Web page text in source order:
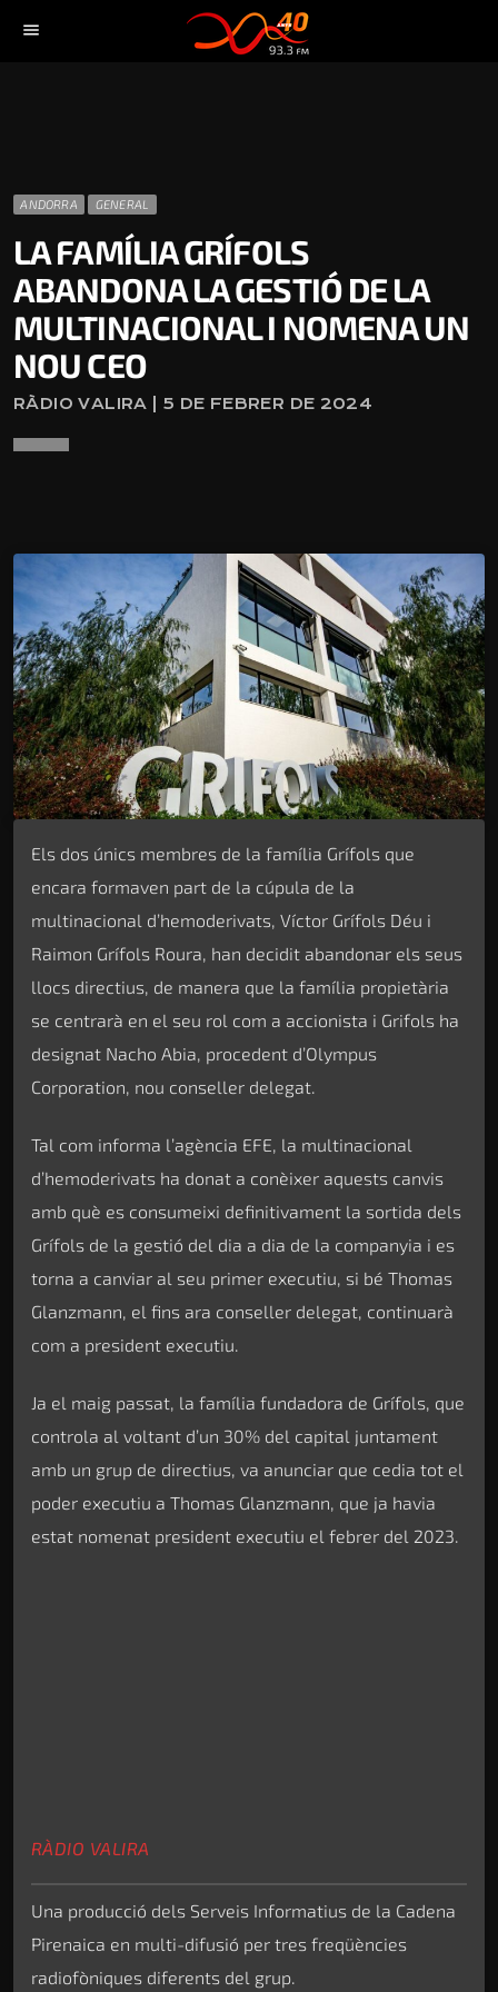
menu
ANDORRA GENERAL
LA FAMÍLIA GRÍFOLS
ABANDONA LA GESTIÓ DE LA
MULTINACIONAL I NOMENA UN
NOU CEO
RÀDIO VALIRA | 5 DE FEBRER DE 2024
Els dos únics membres de la família Grífols que
encara formaven part de la cúpula de la
multinacional d’hemoderivats, Víctor Grífols Déu i
Raimon Grífols Roura, han decidit abandonar els seus
llocs directius, de manera que la família propietària
se centrarà en el seu rol com a accionista i Grifols ha
designat Nacho Abia, procedent d’Olympus
Corporation, nou conseller delegat.
Tal com informa l’agència EFE, la multinacional
d’hemoderivats ha donat a conèixer aquests canvis
amb què es consumeixi definitivament la sortida dels
Grífols de la gestió del dia a dia de la companyia i es
torna a canviar al seu primer executiu, si bé Thomas
Glanzmann, el fins ara conseller delegat, continuarà
com a president executiu.
Ja el maig passat, la família fundadora de Grífols, que
controla al voltant d’un 30% del capital juntament
amb un grup de directius, va anunciar que cedia tot el
poder executiu a Thomas Glanzmann, que ja havia
estat nomenat president executiu el febrer del 2023.
RÀDIO VALIRA
Una producció dels Serveis Informatius de la Cadena
Pirenaica en multi-difusió per tres freqüències
radiofòniques diferents del grup.